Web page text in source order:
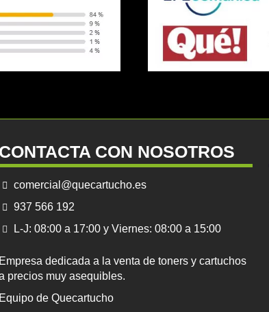
CONTACTA CON NOSOTROS
comercial@quecartucho.es
937 566 192
L-J: 08:00 a 17:00 y Viernes: 08:00 a 15:00
Empresa dedicada a la venta de toners y cartuchos
precios muy asequibles.
Equipo de Quecartucho